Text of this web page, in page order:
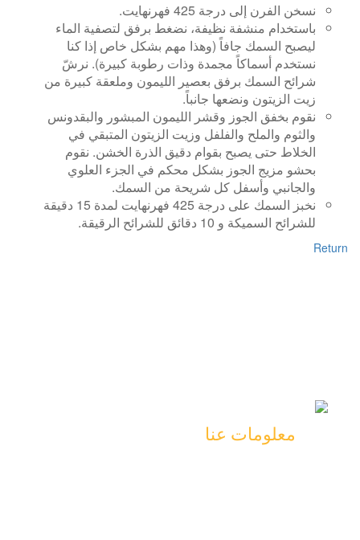
نسخن الفرن إلى درجة 425 فهرنهايت.
باستخدام منشفة نظيفة، نضغط برفق لتصفية الماء
ليصبح السمك جافاً (وهذا مهم بشكل خاص إذا كنا
نستخدم أسماكاً مجمدة وذات رطوبة كبيرة). نرشّ
شرائح السمك برفق بعصير الليمون وملعقة كبيرة من
زيت الزيتون ونضعها جانباً.
نقوم بخفق الجوز وقشر الليمون المبشور والبقدونس
والثوم والملح والفلفل وزيت الزيتون المتبقي في
الخلاط حتى يصبح بقوام دقيق الذرة الخشن. نقوم
بحشو مزيج الجوز بشكل محكم في الجزء العلوي
والجانبي وأسفل كل شريحة من السمك.
نخبز السمك على درجة 425 فهرنهايت لمدة 15 دقيقة
للشرائح السميكة و 10 دقائق للشرائح الرقيقة.
Return
معلومات عنا